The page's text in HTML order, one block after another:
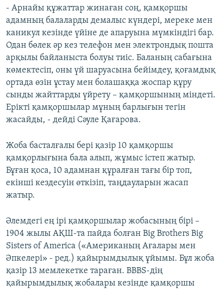
- Арнайы құжаттар жинаған соң, қамқоршы
адамның балаларды демалыс күндері, мереке мен
каникул кезінде үйіне де апаруына мүмкіндігі бар.
Одан бөлек әр кез телефон мен электрондық пошта
арқылы байланыста болуы тиіс. Баланың сабағына
көмектесіп, оны үй шаруасына бейімдеу, қоғамдық
ортада өзін ұстау мен болашаққа жоспар құру
сынды жайттарды үйрету – қамқоршының міндеті.
Ерікті қамқоршылар мұның барлығын тегін
жасайды, - дейді Сәуле Қағарова.
Жоба басталғалы бері қазір 10 қамқоршы
қамқорлығына бала алып, жұмыс істеп жатыр.
Бұған қоса, 10 адамнан құралған тағы бір топ,
екінші кездесуін өткізіп, таңдауларын жасап
жатыр.
Әлемдегі ең ірі қамқоршылар жобасының бірі –
1904 жылы АҚШ-та пайда болған Big Brothers Big
Sisters of America («Американың Ағалары мен
Әпкелері» - ред.) қайырымдылық ұйымы. Бұл жоба
қазір 13 мемлекетке тараған. BBBS-дің
қайырымдылық жобалары кезінде қамқоршы